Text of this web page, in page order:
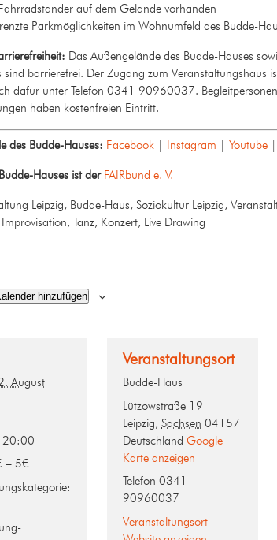
auf dem Gelände vorhanden
Parkmöglichkeiten im Wohnumfeld des Budde-
Das Außengelände des Budde-Hauses
sind barrierefrei. Der Zugang zum Veranstaltungshaus
dafür unter Telefon 0341 90960037.
haben kostenfreien Eintritt.
des Budde-Hauses: Facebook | Instagram | Youtube |
Hauses ist der FAIRbund e. V.
Leipzig, Budde-Haus, Soziokultur Leipzig,
Tanz, Konzert, Live Drawing
hinzufügen
August
20:00
– 5€
Veranstaltungsort
Budde-Haus
Lützowstraße 19
Leipzig, Sachsen 04157
Deutschland Google
Karte anzeigen
Telefon 0341
90960037
Veranstaltungsort-